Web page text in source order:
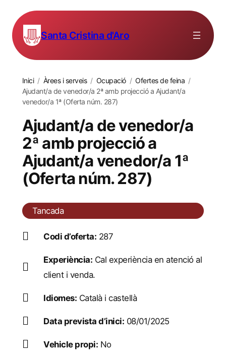
Santa Cristina d'Aro
Inici / Àrees i serveis / Ocupació / Ofertes de feina /
Ajudant/a de venedor/a 2ª amb projecció a Ajudant/a
venedor/a 1ª (Oferta núm. 287)
Ajudant/a de venedor/a
2ª amb projecció a
Ajudant/a venedor/a 1ª
(Oferta núm. 287)
Tancada
Codi d’oferta: 287
Experiència: Cal experiència en atenció al
client i venda.
Idiomes: Català i castellà
Data prevista d’inici: 08/01/2025
Vehicle propi: No